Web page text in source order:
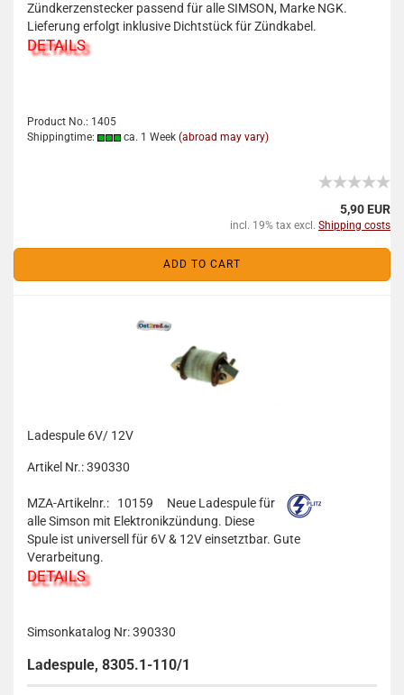
Zündkerzenstecker passend für alle SIMSON, Marke NGK.
Lieferung erfolgt inklusive Dichtstück für Zündkabel.
DETAILS
Product No.: 1405
Shippingtime:
ca. 1 Week (abroad may vary)
5,90 EUR
incl. 19% tax excl. Shipping costs
ADD TO CART
Ladespule 6V/ 12V
Artikel Nr.: 390330
MZA-Artikelnr.: 10159
Neue Ladespule für
alle Simson mit Elektronikzündung. Diese
Spule ist universell für 6V & 12V einsetztbar. Gute
Verarbeitung.
DETAILS
Simsonkatalog Nr: 390330
Ladespule, 8305.1-110/1